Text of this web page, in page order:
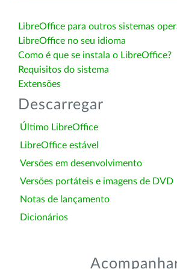
LibreOffice para outros sistemas
LibreOffice no seu idioma
Como é que se instala o LibreOffice?
Requisitos do sistema
Extensões
Descarregar
Último LibreOffice
LibreOffice estável
Versões em desenvolvimento
Versões portáteis e imagens de DVD
Notas de lançamento
Dicionários